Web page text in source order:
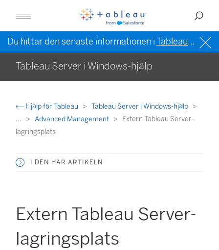
Du hittar den senaste informationen iTableau-hjälpen på engelska (USA)
Tableau Server i Windows-hjälp
Hjälp för Tableau
Tableau Server i Windows-hjälp
...
Advanced Management
Extern Tableau Server-
lagringsplats
I DEN HÄR ARTIKELN
Extern Tableau Server-
lagringsplats